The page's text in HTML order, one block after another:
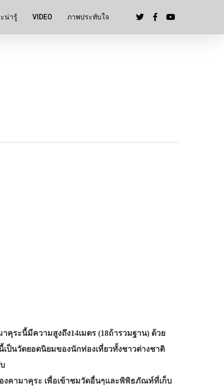
น่ารู้ VIDEO ภาพประทับใจ
ระนี้มีความสูงถึง14เมตร (18ถ้ารวมฐาน) ด้วย
ป็นวัดยอดนิยมของนักท่องเที่ยวทั้งชาวต่างชาติ
องคามาคุระ เพื่อเข้าชมวัดอื่นๆและพิพิธภัณท์ที่เก็บ